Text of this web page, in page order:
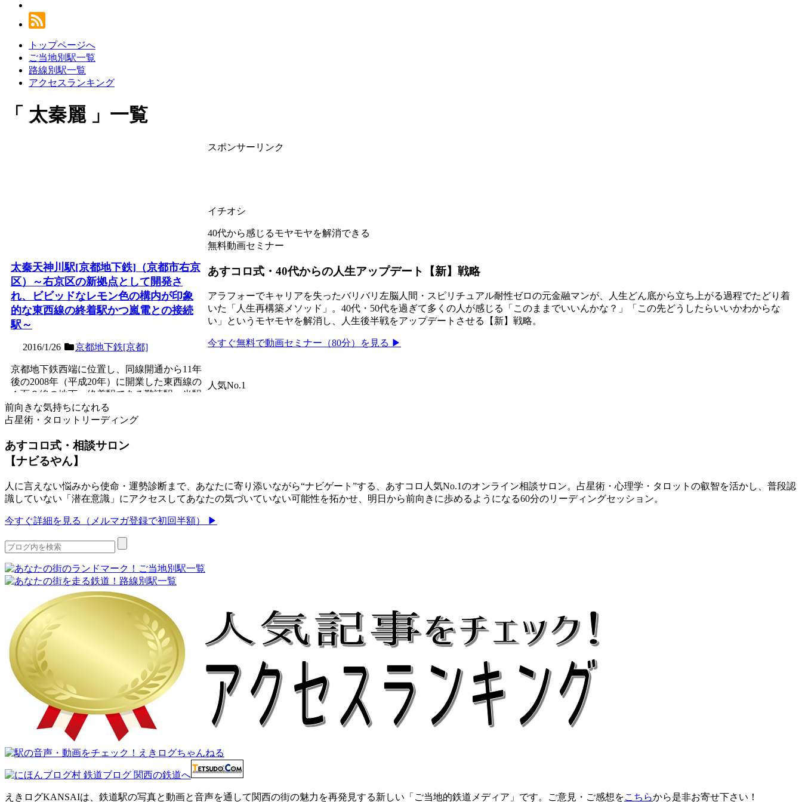
トップページへ
ご当地別駅一覧
路線別駅一覧
アクセスランキング
太秦麗 一覧
太秦天神川駅[京都地下鉄]（京都市右京
区）～右京区の新拠点として開発さ
れ、ビビッドなレモン色の構内が印象
的な東西線の終着駅かつ嵐電との接続
駅～
2016/1/26 京都地下鉄[京都]
京都地下鉄西端に位置し、同線開通から11年
後の2008年（平成20年）に開業した東西線の
１面２線の地下・終着駅である難読駅。当駅
開業に合わせ...
記事を読む
スポンサーリンク
イチオシ
40代から感じるモヤモヤを解消できる
無料動画セミナー
あすコロ式・40代からの人生アップデート【新】戦略
アラフォーでキャリアを失ったバリバリ左脳人間・スピリチュアル耐性ゼロの元金融マンが、人生どん底から立ち上がる過程でたどり着
いた「人生再構築メソッド」。40代・50代を過ぎて多くの人が感じる「このままでいいんかな？」「この先どうしたらいいかわからな
い」というモヤモヤを解消し、人生後半戦をアップデートさせる【新】戦略。
今すぐ無料で動画セミナー（80分）を見る ▶
人気No.1
前向きな気持ちになれる
占星術・タロットリーディング
あすコロ式・相談サロン
【ナビるやん】
人に言えない悩みから使命・運勢診断まで、あなたに寄り添いながら“ナビゲート”する、あすコロ人気No.1のオンライン相談サロン。占星術・心理学・タロットの叡智を活かし、普段認
識していない「潜在意識」にアクセスしてあなたの気づいていない可能性を拓かせ、明日から前向きに歩めるようになる60分のリーディングセッション。
今すぐ詳細を見る（メルマガ登録で初回半額） ▶
えきログKANSAIは、鉄道駅の写真と動画と音声を通して関西の街の魅力を再発見する新しい「ご当地的鉄道メディア」です。ご意見・ご感想をこちらから是非お寄せ下さい！